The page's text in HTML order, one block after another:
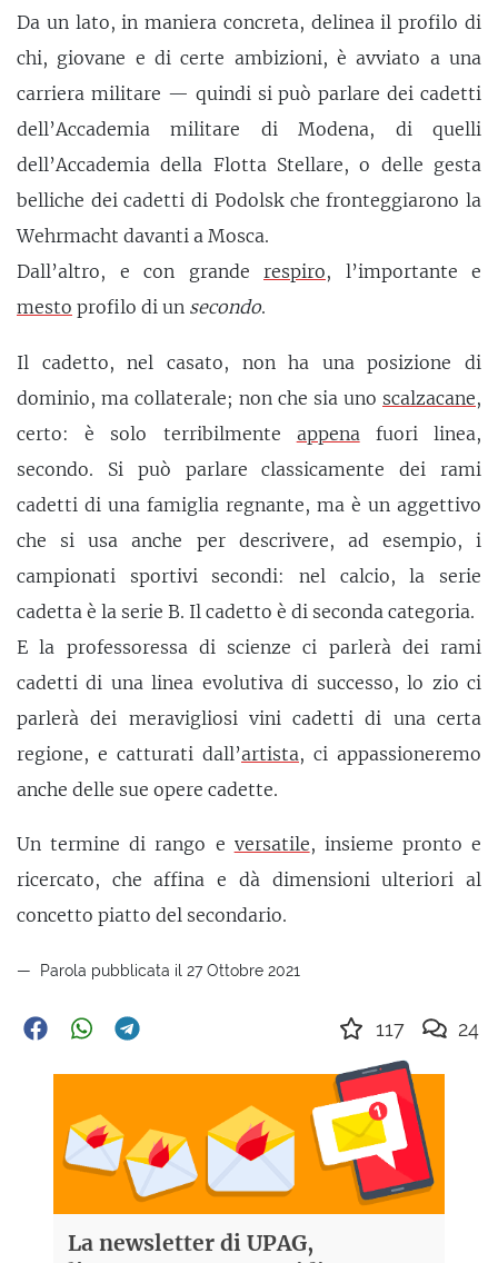
Da un lato, in maniera concreta, delinea il profilo di
chi, giovane e di certe ambizioni, è avviato a una
carriera militare — quindi si può parlare dei cadetti
dell’Accademia militare di Modena, di quelli
dell’Accademia della Flotta Stellare, o delle gesta
belliche dei cadetti di Podolsk che fronteggiarono la
Wehrmacht davanti a Mosca.
Dall’altro, e con grande respiro, l’importante e
mesto profilo di un secondo.
Il cadetto, nel casato, non ha una posizione di
dominio, ma collaterale; non che sia uno scalzacane,
certo: è solo terribilmente appena fuori linea,
secondo. Si può parlare classicamente dei rami
cadetti di una famiglia regnante, ma è un aggettivo
che si usa anche per descrivere, ad esempio, i
campionati sportivi secondi: nel calcio, la serie
cadetta è la serie B. Il cadetto è di seconda categoria.
E la professoressa di scienze ci parlerà dei rami
cadetti di una linea evolutiva di successo, lo zio ci
parlerà dei meravigliosi vini cadetti di una certa
regione, e catturati dall’artista, ci appassioneremo
anche delle sue opere cadette.
Un termine di rango e versatile, insieme pronto e
ricercato, che affina e dà dimensioni ulteriori al
concetto piatto del secondario.
Parola pubblicata il 27 Ottobre 2021
117 24
La newsletter di UPAG,